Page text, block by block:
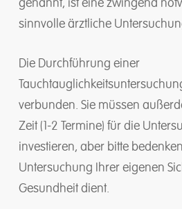
genannt, ist eine zwingend
sinnvolle ärztliche
Die Durchführung einer
verbunden. Sie müssen
Zeit (1-2 Termine) für die
investieren, aber bitte
Untersuchung Ihrer eigenen
Gesundheit dient.